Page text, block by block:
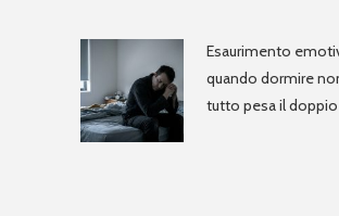
Esaurimento
quando dormire
tutto pesa il doppio